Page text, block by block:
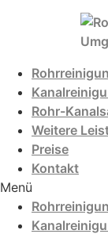
Rohr-
Weitere
Preise
Kontakt
Menü